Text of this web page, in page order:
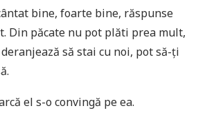
bine, foarte bine, răspunse
Din păcate nu pot plăti prea mult,
să stai cu noi, pot să-ți
el s-o convingă pe ea.